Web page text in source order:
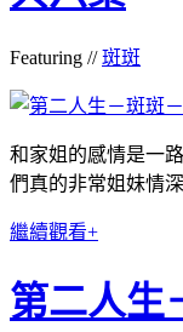
Featuring //斑斑
和家姐的感情是一
們真的非常姐妹情
繼續觀看+
第二人生